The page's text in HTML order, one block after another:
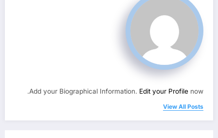
Add your Biographical Information. Edit your Profile now.
View All Posts